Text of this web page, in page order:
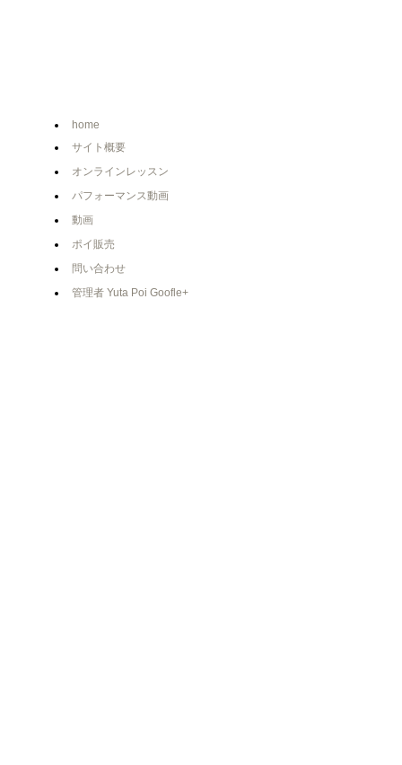
home
サイト概要
オンラインレッスン
パフォーマンス動画
動画
ポイ販売
問い合わせ
管理者 Yuta Poi Goofle+